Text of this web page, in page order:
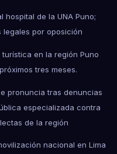
hospital de la UNA Puno;
por oposición
turística en la región Puno
tres meses.
pronuncia tras denuncias
especializada contra
de la región
nacional en Lima